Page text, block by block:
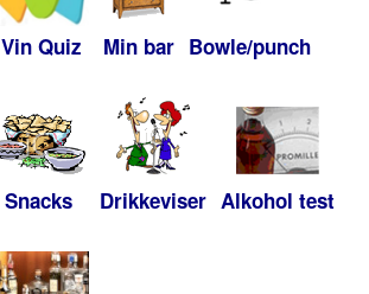
Vin Quiz Min bar Bowle/punch
Snacks Drikkeviser Alkohol test